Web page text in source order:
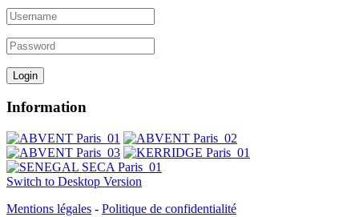
Information
Switch to Desktop Version
Mentions légales - Politique de confidentialité